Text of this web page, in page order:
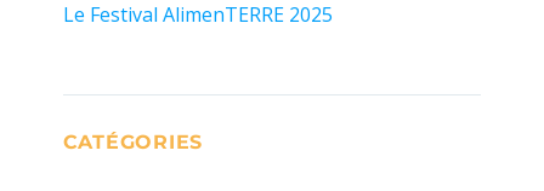
Le Festival AlimenTERRE 2025
CATÉGORIES